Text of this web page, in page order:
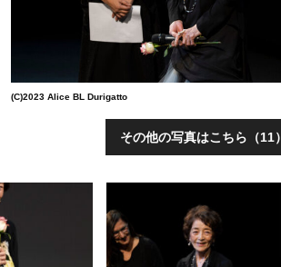
(C)2023 Alice BL Durigatto
その他の写真はこちら（11）